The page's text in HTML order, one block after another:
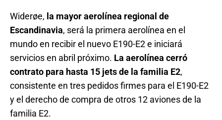
Widerøe, la mayor aerolínea regional de
Escandinavia, será la primera aerolínea en el
mundo en recibir el nuevo E190-E2 e iniciará
servicios en abril próximo. La aerolínea cerró
contrato para hasta 15 jets de la familia E2,
consistente en tres pedidos firmes para el E190-E2
y el derecho de compra de otros 12 aviones de la
familia E2.